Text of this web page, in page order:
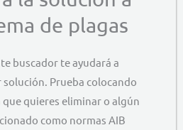
de plagas
buscador te ayudará a
Prueba colocando
quieres eliminar o algún
como normas AIB